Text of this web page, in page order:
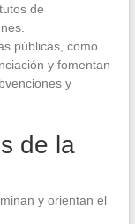
de
públicas, como
y fomentan
y
de la
y orientan el